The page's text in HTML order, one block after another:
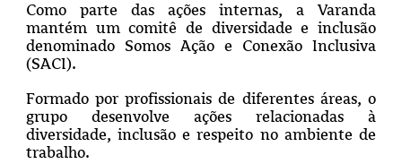
Como parte das ações internas, a Varanda
mantém um comitê de diversidade e inclusão
denominado Somos Ação e Conexão Inclusiva
(SACI).
Formado por profissionais de diferentes áreas, o
grupo desenvolve ações relacionadas à
diversidade, inclusão e respeito no ambiente de
trabalho.